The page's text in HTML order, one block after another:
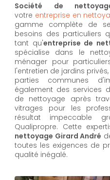
Société de
votre entreprise en
gamme complète de
besoins des particuliers
tant qu'entreprise de
spécialise dans le
ménager pour
l'entretien de jardins
parties communes
également des services
de nettoyage après
vitrages pour les
résultat impeccable
Qualipropre. Cette
nettoyage Girard André
toutes les exigences de
qualité inégalé.